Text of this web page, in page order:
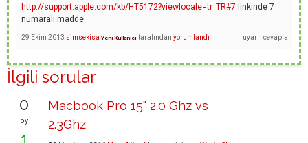
http://support.apple.com/kb/HT5172?viewlocale=tr_TR#7 linkinde 7
numaralı madde.
29 Ekim 2013 simsekisa Yeni Kullanıcı tarafından yorumlandı
İlgili sorular
0
oy
1
Macbook Pro 15" 2.0 Ghz vs
2.3Ghz